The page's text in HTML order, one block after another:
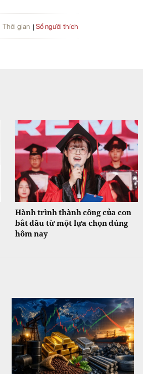
Thời gian Số người thích
Hành trình thành công của con
bắt đầu từ một lựa chọn đúng
hôm nay